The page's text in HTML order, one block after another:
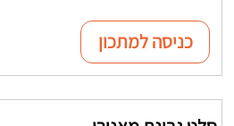
כניסה למתכון